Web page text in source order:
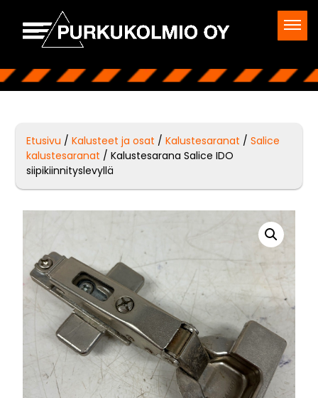
Etusivu /Kalusteet ja osat /Kalustesaranat /Salice
kalustesaranat / Kalustesarana Salice IDO
siipikiinnityslevyllä